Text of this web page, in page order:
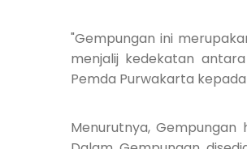
"Gempungan ini
menjalij kedekatan
Pemda Purwakarta
Menurutnya,